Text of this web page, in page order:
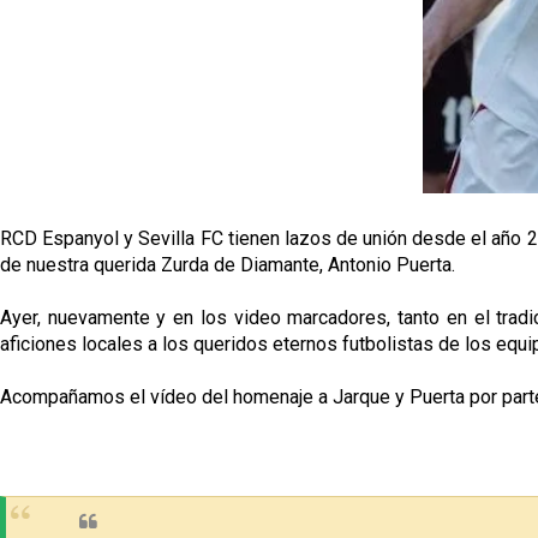
RCD Espanyol y Sevilla FC tienen lazos de unión desde el
de nuestra querida Zurda de Diamante, Antonio Puerta.
Ayer, nuevamente y en los video marcadores, tanto en el
aficiones locales a los queridos eternos futbolistas de los
Acompañamos el vídeo del homenaje a Jarque y Puerta por